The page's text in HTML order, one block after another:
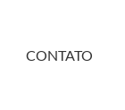
CONTATO